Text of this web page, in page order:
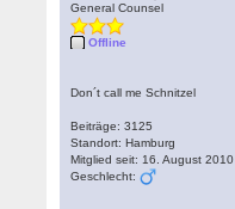
General Counsel
Offline
Don´t call me Schnitzel
Beiträge: 3125
Standort: Hamburg
Mitglied seit: 16. August 2010
Geschlecht: